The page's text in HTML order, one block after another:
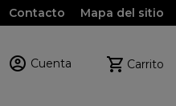
Contacto Mapa del sitio
 Cuenta  Carrito